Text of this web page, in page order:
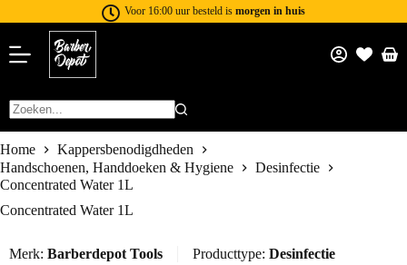
Voor 16:00 uur besteld is morgen in huis
Home
Kappersbenodigdheden
Handschoenen, Handdoeken & Hygiene
Desinfectie
Concentrated Water 1L
Concentrated Water 1L
Merk: Barberdepot Tools Producttype: Desinfectie